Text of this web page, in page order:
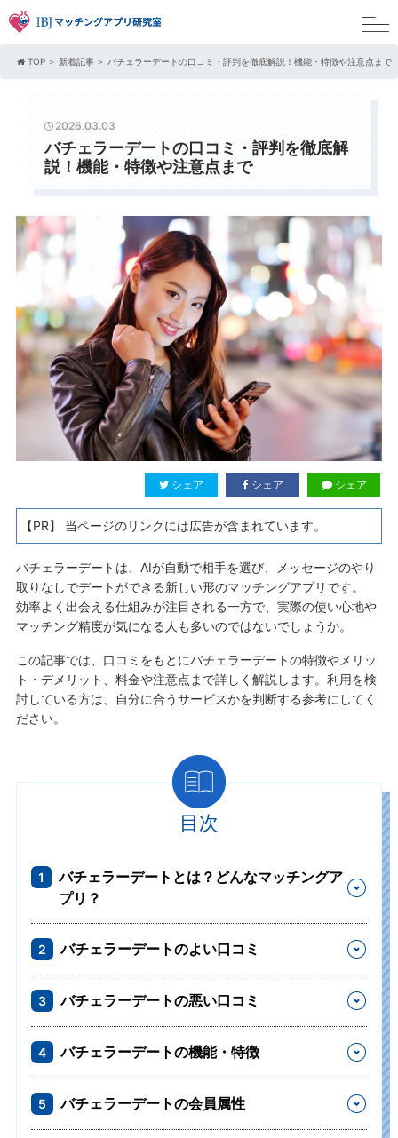
TOP 新着記事 バチェラーデートの口コミ・評判を徹底解説！機能・特徴や注意点まで
2026.03.03
バチェラーデートの口コミ・評判を徹底解
説！機能・特徴や注意点まで
シェア シェア シェア
【PR】 当ページのリンクには広告が含まれています。
バチェラーデートは、AIが自動で相手を選び、メッセージのやり
取りなしでデートができる新しい形のマッチングアプリです。
効率よく出会える仕組みが注目される一方で、実際の使い心地や
マッチング精度が気になる人も多いのではないでしょうか。
この記事では、口コミをもとにバチェラーデートの特徴やメリッ
ト・デメリット、料金や注意点まで詳しく解説します。利用を検
討している方は、自分に合うサービスかを判断する参考にしてく
ださい。
目次
1
バチェラーデートとは？どんなマッチングア
プリ？
2 バチェラーデートのよい口コミ
3 バチェラーデートの悪い口コミ
4 バチェラーデートの機能・特徴
5 バチェラーデートの会員属性